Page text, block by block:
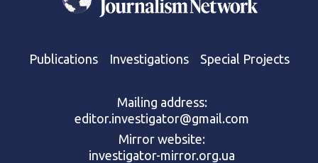
Publications Investigations Special Projects
Mailing address:
editor.investigator@gmail.com
Mirror website:
investigator-mirror.org.ua